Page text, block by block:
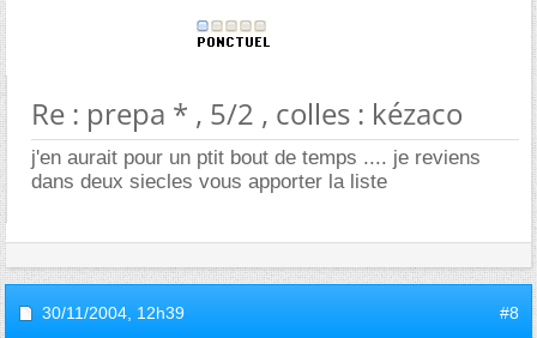
Re : prepa * , 5/2 , colles : kézaco
j'en aurait pour un ptit bout de temps .... je reviens
dans deux siecles vous apporter la liste
30/11/2004, 12h39 #8